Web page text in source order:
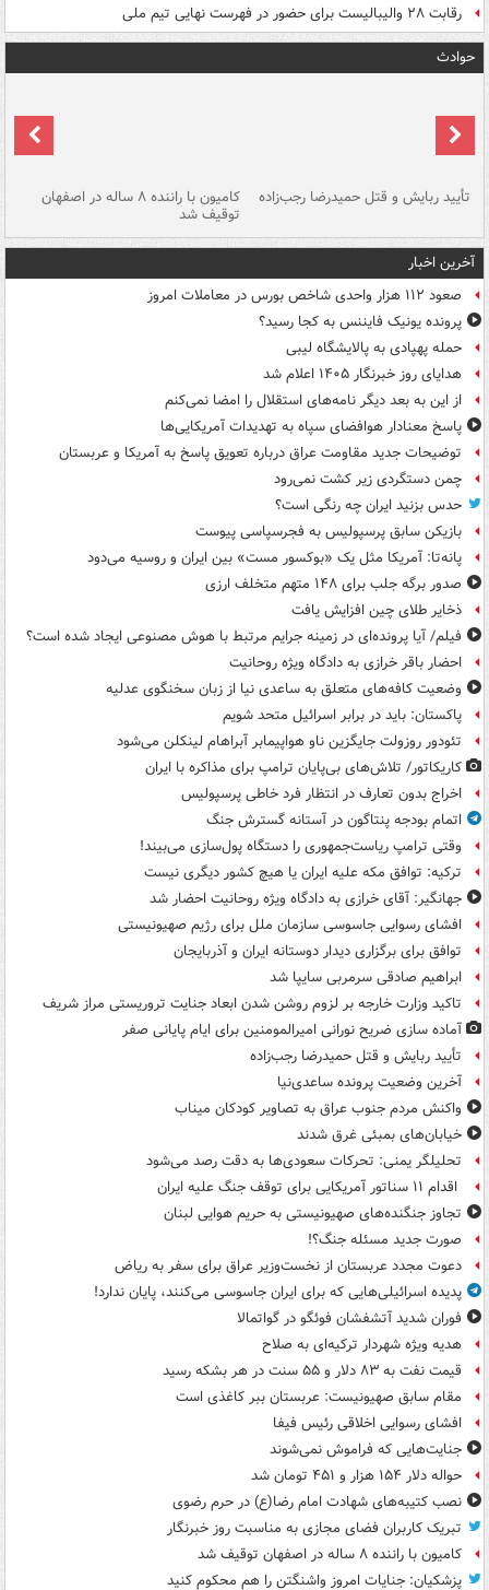
رقابت ۲۸ والیبالیست برای حضور در فهرست نهایی تیم ملی
حوادث
تأیید ربایش و قتل حمیدرضا رجب‌زاده کامیون با راننده ۸ ساله در اصفهان
توقیف شد
آخرین اخبار
صعود ۱۱۲ هزار واحدی شاخص بورس در معاملات امروز
پرونده یونیک فایننس به کجا رسید؟
حمله پهپادی به پالایشگاه لیبی
هدایای روز خبرنگار ۱۴۰۵ اعلام شد
از این به بعد دیگر نامه‌های استقلال را امضا نمی‌کنم
پاسخ معنادار هوافضای سپاه به تهدیدات آمریکایی‌ها
توضیحات جدید مقاومت عراق درباره تعویق پاسخ به آمریکا و عربستان
چمن دستگردی زیر کشت نمی‌رود
حدس بزنید ایران چه رنگی است؟
بازیکن سابق پرسپولیس به فجرسپاسی پیوست
پانه‌تا: آمریکا مثل یک «بوکسور مست» بین ایران و روسیه می‌دود
صدور برگه جلب برای ۱۴۸ متهم متخلف ارزی
ذخایر طلای چین افزایش یافت
فیلم/ آیا پرونده‌ای در زمینه جرایم مرتبط با هوش مصنوعی ایجاد شده است؟
احضار باقر خرازی به دادگاه ویژه روحانیت
وضعیت کافه‌های متعلق به ساعدی نیا از زبان سخنگوی عدلیه
پاکستان: باید در برابر اسرائیل متحد شویم
تئودور روزولت جایگزین ناو هواپیمابر آبراهام لینکلن می‌شود
کاریکاتور/ تلاش‌های بی‌پایان ترامپ برای مذاکره با ایران
اخراج بدون تعارف در انتظار فرد خاطی پرسپولیس
اتمام بودجه پنتاگون در آستانه گسترش جنگ
وقتی ترامپ ریاست‌جمهوری را دستگاه پول‌سازی می‌بیند!
ترکیه: توافق مکه علیه ایران یا هیچ کشور دیگری نیست
جهانگیر: آقای خرازی به دادگاه ویژه روحانیت احضار شد
افشای رسوایی جاسوسی سازمان ملل برای رژیم صهیونیستی
توافق برای برگزاری دیدار دوستانه ایران و آذربایجان
ابراهیم صادقی سرمربی سایپا شد
تاکید وزارت خارجه بر لزوم روشن شدن ابعاد جنایت تروریستی مراز شریف
آماده سازی ضریح نورانی امیرالمومنین برای ایام پایانی صفر
تأیید ربایش و قتل حمیدرضا رجب‌زاده
آخرین وضعیت پرونده ساعدی‌نیا
واکنش مردم جنوب عراق به تصاویر کودکان میناب
خیابان‌های بمبئی غرق شدند
تحلیلگر یمنی: تحرکات سعودی‌ها به دقت رصد می‌شود
اقدام ۱۱ سناتور آمریکایی برای توقف جنگ علیه ایران
تجاوز جنگنده‌های صهیونیستی به حریم هوایی لبنان
صورت جدید مسئله جنگ؟!
دعوت مجدد عربستان از نخست‌وزیر عراق برای سفر به ریاض
پدیده اسرائیلی‌هایی که برای ایران جاسوسی می‌کنند، پایان ندارد!
فوران شدید آتشفشان فوئگو در گواتمالا
هدیه ویژه شهردار ترکیه‌ای به صلاح
قیمت نفت به ۸۳ دلار و ۵۵ سنت در هر بشکه رسید
مقام سابق صهیونیست: عربستان ببر کاغذی است
افشای رسوایی اخلاقی رئیس فیفا
جنایت‌هایی که فراموش نمی‌شوند
حواله دلار ۱۵۴ هزار و ۴۵۱ تومان شد
نصب کتیبه‌های شهادت امام رضا(ع) در حرم رضوی
تبریک کاربران فضای مجازی به مناسبت روز خبرنگار
کامیون با راننده ۸ ساله در اصفهان توقیف شد
پزشکیان: جنایات امروز واشنگتن را هم محکوم کنید